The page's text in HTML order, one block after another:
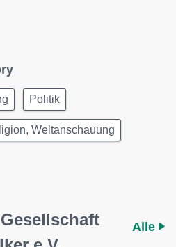
Politik
Weltanschauung
Alle